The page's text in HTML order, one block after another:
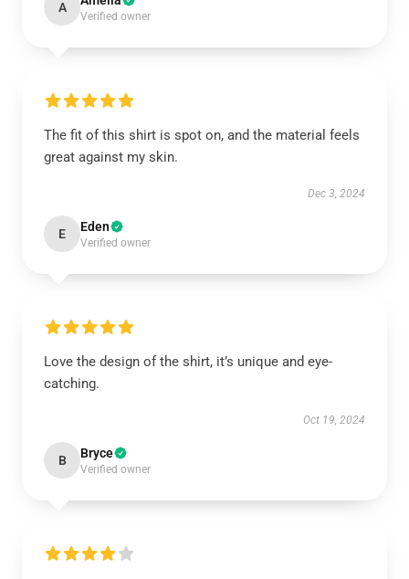
A
Verified owner
The fit of this shirt is spot on, and the material feels
great against my skin.
Dec 3, 2024
E Eden
Verified owner
Love the design of the shirt, it’s unique and eye-
catching.
Oct 19, 2024
B Bryce
Verified owner